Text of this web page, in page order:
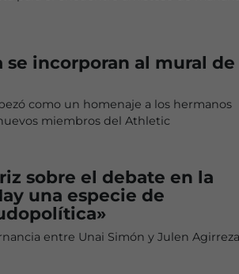
incorporan al mural de
como un homenaje a los hermanos
miembros del Athletic
sobre el debate en la
una especie de
entre Unai Simón y Julen